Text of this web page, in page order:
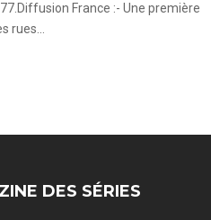
France :- Une première
rues...
DES SÉRIES